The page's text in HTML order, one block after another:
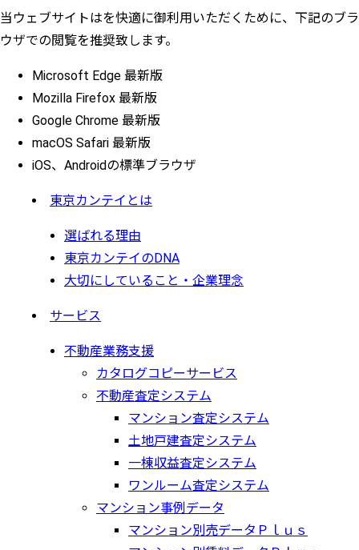
当ウェブサイトはを快適に御利用いただくために、下記のブラ
ウザでの閲覧を推奨致します。
Microsoft Edge 最新版
Mozilla Firefox 最新版
Google Chrome 最新版
macOS Safari 最新版
iOS、Androidの標準ブラウザ
東京カンテイとは
選ばれる理由
東京カンテイのDNA
大切にしていること・企業理念
サービス
不動産業務支援
カタログコピーサービス
不動産査定システム
マンション査定システム
土地戸建査定システム
一棟収益査定システム
ワンルーム査定システム
マンション事例データ
マンション別売データＰｌｕｓ